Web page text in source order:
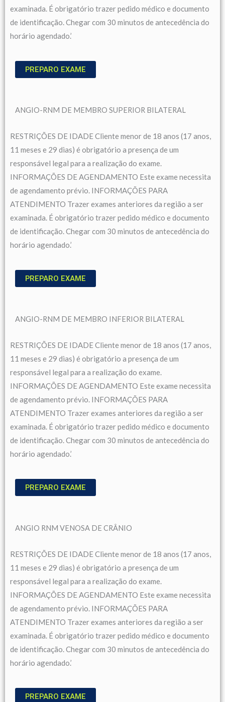
examinada. É obrigatório trazer pedido médico e documento
de identificação. Chegar com 30 minutos de antecedência do
horário agendado.’
PREPARO EXAME
ANGIO-RNM DE MEMBRO SUPERIOR BILATERAL
RESTRIÇÕES DE IDADE Cliente menor de 18 anos (17 anos,
11 meses e 29 dias) é obrigatório a presença de um
responsável legal para a realização do exame.
INFORMAÇÕES DE AGENDAMENTO Este exame necessita
de agendamento prévio. INFORMAÇÕES PARA
ATENDIMENTO Trazer exames anteriores da região a ser
examinada. É obrigatório trazer pedido médico e documento
de identificação. Chegar com 30 minutos de antecedência do
horário agendado.’
PREPARO EXAME
ANGIO-RNM DE MEMBRO INFERIOR BILATERAL
RESTRIÇÕES DE IDADE Cliente menor de 18 anos (17 anos,
11 meses e 29 dias) é obrigatório a presença de um
responsável legal para a realização do exame.
INFORMAÇÕES DE AGENDAMENTO Este exame necessita
de agendamento prévio. INFORMAÇÕES PARA
ATENDIMENTO Trazer exames anteriores da região a ser
examinada. É obrigatório trazer pedido médico e documento
de identificação. Chegar com 30 minutos de antecedência do
horário agendado.’
PREPARO EXAME
ANGIO RNM VENOSA DE CRÂNIO
RESTRIÇÕES DE IDADE Cliente menor de 18 anos (17 anos,
11 meses e 29 dias) é obrigatório a presença de um
responsável legal para a realização do exame.
INFORMAÇÕES DE AGENDAMENTO Este exame necessita
de agendamento prévio. INFORMAÇÕES PARA
ATENDIMENTO Trazer exames anteriores da região a ser
examinada. É obrigatório trazer pedido médico e documento
de identificação. Chegar com 30 minutos de antecedência do
horário agendado.’
PREPARO EXAME